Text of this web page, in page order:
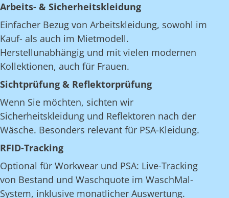
Arbeits- & Sicherheitskleidung
Einfacher Bezug von Arbeitskleidung, sowohl im
Kauf- als auch im Mietmodell.
Herstellunabhängig und mit vielen modernen
Kollektionen, auch für Frauen.
Sichtprüfung & Reflektorprüfung
Wenn Sie möchten, sichten wir
Sicherheitskleidung und Reflektoren nach der
Wäsche. Besonders relevant für PSA-Kleidung.
RFID-Tracking
Optional für Workwear und PSA: Live-Tracking
von Bestand und Waschquote im WaschMal-
System, inklusive monatlicher Auswertung.